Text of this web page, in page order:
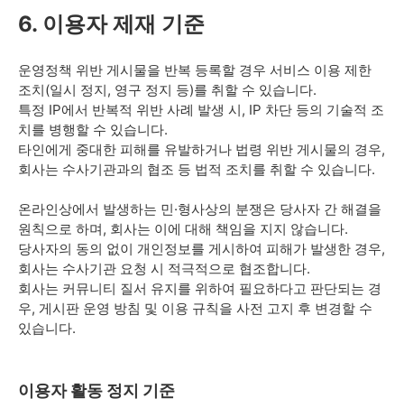
6. 이용자 제재 기준
운영정책 위반 게시물을 반복 등록할 경우 서비스 이용 제한
조치(일시 정지, 영구 정지 등)를 취할 수 있습니다.
특정 IP에서 반복적 위반 사례 발생 시, IP 차단 등의 기술적 조
치를 병행할 수 있습니다.
타인에게 중대한 피해를 유발하거나 법령 위반 게시물의 경우,
회사는 수사기관과의 협조 등 법적 조치를 취할 수 있습니다.
온라인상에서 발생하는 민·형사상의 분쟁은 당사자 간 해결을
원칙으로 하며, 회사는 이에 대해 책임을 지지 않습니다.
당사자의 동의 없이 개인정보를 게시하여 피해가 발생한 경우,
회사는 수사기관 요청 시 적극적으로 협조합니다.
회사는 커뮤니티 질서 유지를 위하여 필요하다고 판단되는 경
우, 게시판 운영 방침 및 이용 규칙을 사전 고지 후 변경할 수
있습니다.
이용자 활동 정지 기준